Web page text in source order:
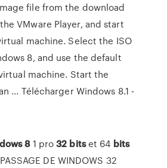
file from the download
VMware Player, and start
machine. Select the ISO
8, and use the default
machine. Start the
... Télécharger Windows 8.1 -
81 pro32 bitset 64 bits
DE WINDOWS 32